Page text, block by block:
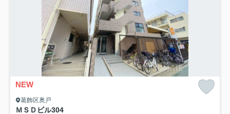
NEW
葛飾区奥戸
ＭＳＤビル304